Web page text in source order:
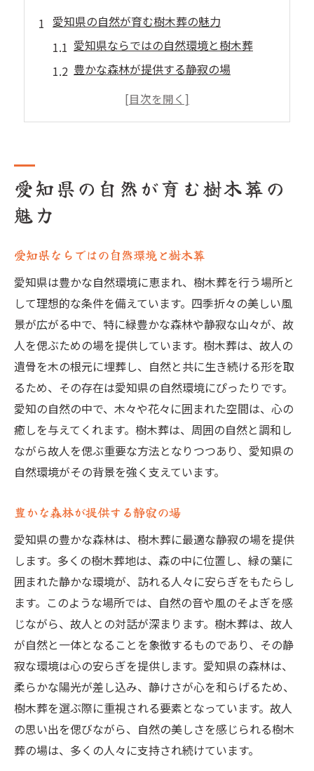
愛知県の自然が育む樹木葬の魅力
愛知県ならではの自然環境と樹木葬
豊かな森林が提供する静寂の場
愛知県の地理が生む樹木葬の特色
樹木葬で叶える自然との共生
自然の循環を生かす供養の形
樹木葬の設計に見る自然との共生
地域生態系との共鳴を目指す樹木葬
自然との一体感を感じる樹木葬の場
愛知県で選ぶ心安らぐ樹木葬
心の安らぎを提供する愛知県の樹木葬地
訪れる人を癒す自然に囲まれた樹木葬
愛知県の樹木葬が与える深い安らぎ
選びたい、愛知県内の静かな樹木葬地
心を癒す愛知県の樹木葬の魅力
樹木葬が提供する深い癒し
自然の中での樹木葬がもたらす癒し
樹木葬を通じて感じる心の安定
自然との対話を促す樹木葬
樹木葬における精神的な癒し
訪れる人に癒しを与える樹木葬の風景
樹木葬が提供する新たな癒しの形
自然保護に貢献する樹木葬の意義
樹木葬を通じた自然保護活動の実践
地球環境に優しい樹木葬の選択
樹木葬が支える地域の自然保護
愛知県の自然が育む樹木葬の
魅力
愛知県ならではの自然環境と樹木葬
愛知県は豊かな自然環境に恵まれ、樹木葬を行う場所と
して理想的な条件を備えています。四季折々の美しい風
景が広がる中で、特に緑豊かな森林や静寂な山々が、故
人を偲ぶための場を提供しています。樹木葬は、故人の
遺骨を木の根元に埋葬し、自然と共に生き続ける形を取
るため、その存在は愛知県の自然環境にぴったりです。
愛知の自然の中で、木々や花々に囲まれた空間は、心の
癒しを与えてくれます。樹木葬は、周囲の自然と調和し
ながら故人を偲ぶ重要な方法となりつつあり、愛知県の
自然環境がその背景を強く支えています。
豊かな森林が提供する静寂の場
愛知県の豊かな森林は、樹木葬に最適な静寂の場を提供
します。多くの樹木葬地は、森の中に位置し、緑の葉に
囲まれた静かな環境が、訪れる人々に安らぎをもたらし
ます。このような場所では、自然の音や風のそよぎを感
じながら、故人との対話が深まります。樹木葬は、故人
が自然と一体となることを象徴するものであり、その静
寂な環境は心の安らぎを提供します。愛知県の森林は、
柔らかな陽光が差し込み、静けさが心を和らげるため、
樹木葬を選ぶ際に重視される要素となっています。故人
の思い出を偲びながら、自然の美しさを感じられる樹木
葬の場は、多くの人々に支持され続けています。